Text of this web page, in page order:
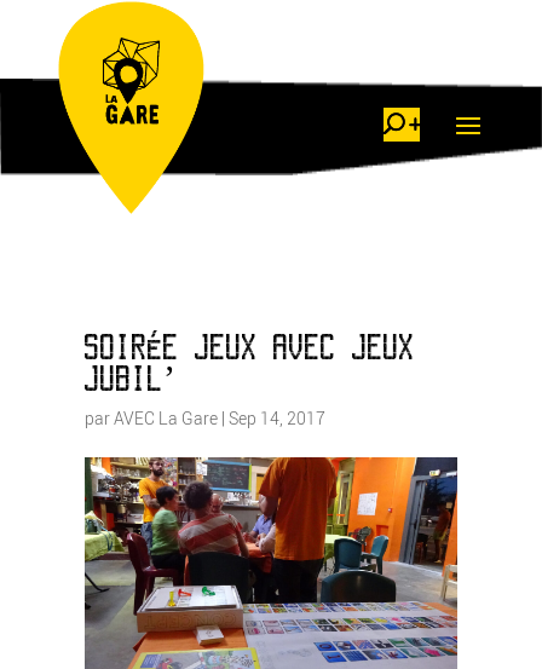
SOIRÉE JEUX AVEC JEUX
JUBIL’
parAVEC La Gare |Sep 14, 2017